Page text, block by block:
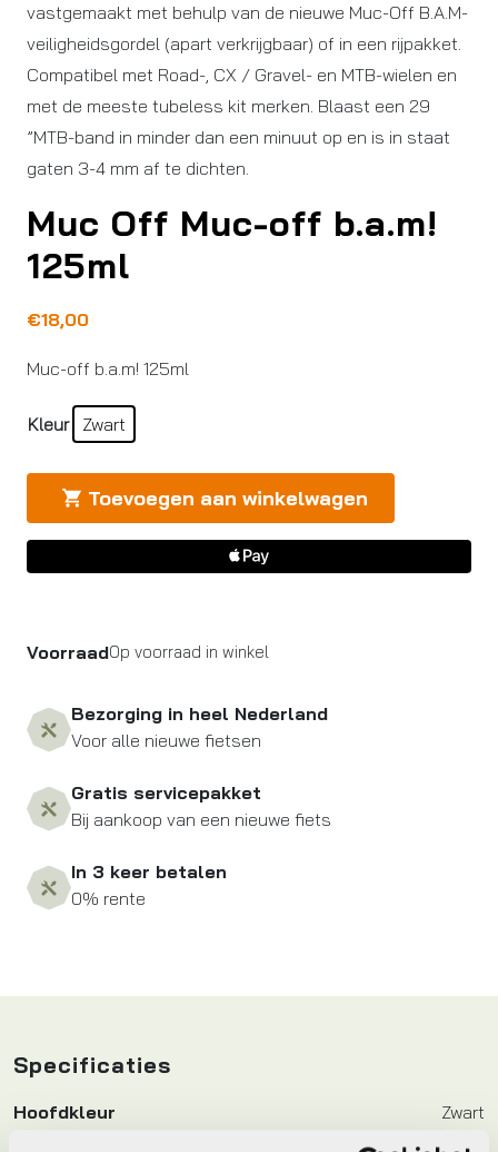
vastgemaakt met behulp van de nieuwe Muc-Off B.A.M-
veiligheidsgordel (apart verkrijgbaar) of in een rijpakket.
Compatibel met Road-, CX / Gravel- en MTB-wielen en
met de meeste tubeless kit merken. Blaast een 29
”MTB-band in minder dan een minuut op en is in staat
gaten 3-4 mm af te dichten.
Muc Off Muc-off b.a.m!
125ml
€18,00
Muc-off b.a.m! 125ml
Kleur Zwart
Toevoegen aan winkelwagen
VoorraadOp voorraad in winkel
Bezorging in heel Nederland
Voor alle nieuwe fietsen
Gratis servicepakket
Bij aankoop van een nieuwe fiets
In 3 keer betalen
0% rente
Specificaties
Hoofdkleur Zwart